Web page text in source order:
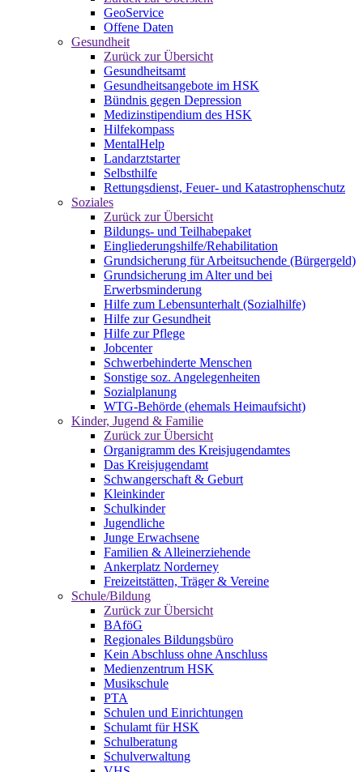
GeoService
Offene Daten
Gesundheit
Zurück zur Übersicht
Gesundheitsamt
Gesundheitsangebote im HSK
Bündnis gegen Depression
Medizinstipendium des HSK
Hilfekompass
MentalHelp
Landarztstarter
Selbsthilfe
Rettungsdienst, Feuer- und Katastrophenschutz
Soziales
Zurück zur Übersicht
Bildungs- und Teilhabepaket
Eingliederungshilfe/Rehabilitation
Grundsicherung für Arbeitsuchende (Bürgergeld)
Grundsicherung im Alter und bei
Erwerbsminderung
Hilfe zum Lebensunterhalt (Sozialhilfe)
Hilfe zur Gesundheit
Hilfe zur Pflege
Jobcenter
Schwerbehinderte Menschen
Sonstige soz. Angelegenheiten
Sozialplanung
WTG-Behörde (ehemals Heimaufsicht)
Kinder, Jugend & Familie
Zurück zur Übersicht
Organigramm des Kreisjugendamtes
Das Kreisjugendamt
Schwangerschaft & Geburt
Kleinkinder
Schulkinder
Jugendliche
Junge Erwachsene
Familien & Alleinerziehende
Ankerplatz Norderney
Freizeitstätten, Träger & Vereine
Schule/Bildung
Zurück zur Übersicht
BAföG
Regionales Bildungsbüro
Kein Abschluss ohne Anschluss
Medienzentrum HSK
Musikschule
PTA
Schulen und Einrichtungen
Schulamt für HSK
Schulberatung
Schulverwaltung